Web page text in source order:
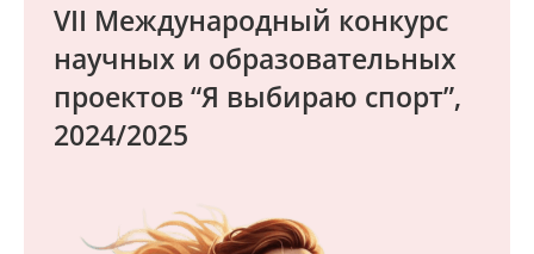
VII Международный конкурс
научных и образовательных
проектов “Я выбираю спорт”,
2024/2025